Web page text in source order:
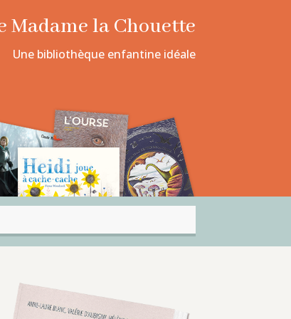
Madame la Chouette
Une bibliothèque enfantine idéale